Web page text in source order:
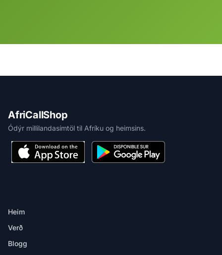
AfriCallShop
Ódýr millilandasímtöl til Afríku og heimsins.
Heim
Verð
Blogg